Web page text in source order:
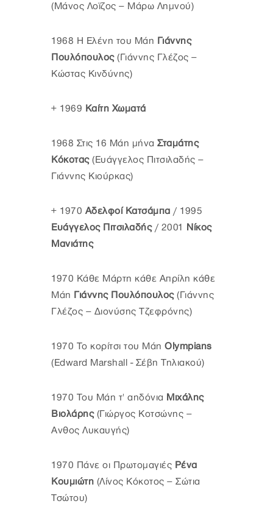
(Μάνος Λοϊζος – Μάρω Λημνού)
1968 Η Ελένη του Μάη Γιάννης
Πουλόπουλος(Γιάννης Γλέζος –
Κώστας Κινδύνης)
+ 1969 Καίτη Χωματά
1968 Στις 16 Μάη μήνα Σταμάτης
Κόκοτας(Ευάγγελος Πιτσιλαδής –
Γιάννης Κιούρκας)
+ 1970 Αδελφοί Κατσάμπα / 1995
Ευάγγελος Πιτσιλαδής/ 2001
Νίκος
Μανιάτης
1970 Κάθε Μάρτη κάθε Απρίλη κάθε
Μάη Γιάννης Πουλόπουλος(Γιάννης
Γλέζος – Διονύσης Τζεφρόνης)
1970 Το κορίτσι του Μάη Olympians
(Edward Marshall - Σέβη Τηλιακού)
1970 Του Μάη τ' αηδόνια Μιχάλης
Βιολάρης(Γιώργος Κοτσώνης –
Ανθος Λυκαυγής)
1970 Πάνε οι Πρωτομαγιές Ρένα
Κουμιώτη (Λίνος Κόκοτος – Σώτια
Τσώτου)